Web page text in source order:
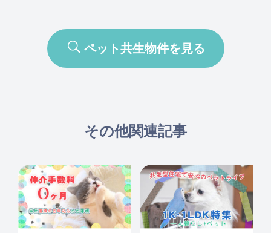
ペット共生物件を見る
その他関連記事